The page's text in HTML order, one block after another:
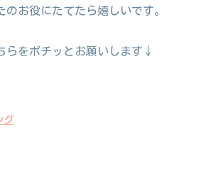
のお役にたてたら嬉しいです。
らをポチッとお願いします↓
グ